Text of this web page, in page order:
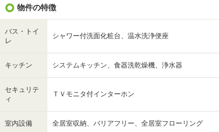
物件の特徴
バス・トイ
レ
シャワー付洗面化粧台、温水洗浄便座
キッチン システムキッチン、食器洗乾燥機、浄水器
セキュリテ
ィ
ＴＶモニタ付インターホン
室内設備 全居室収納、バリアフリー、全居室フローリング